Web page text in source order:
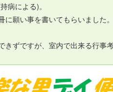
病による)。
に願い事を書いてもらいました
きずですが、室内で出来る行事